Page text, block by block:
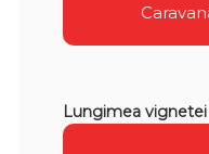
Lungimea vignetei